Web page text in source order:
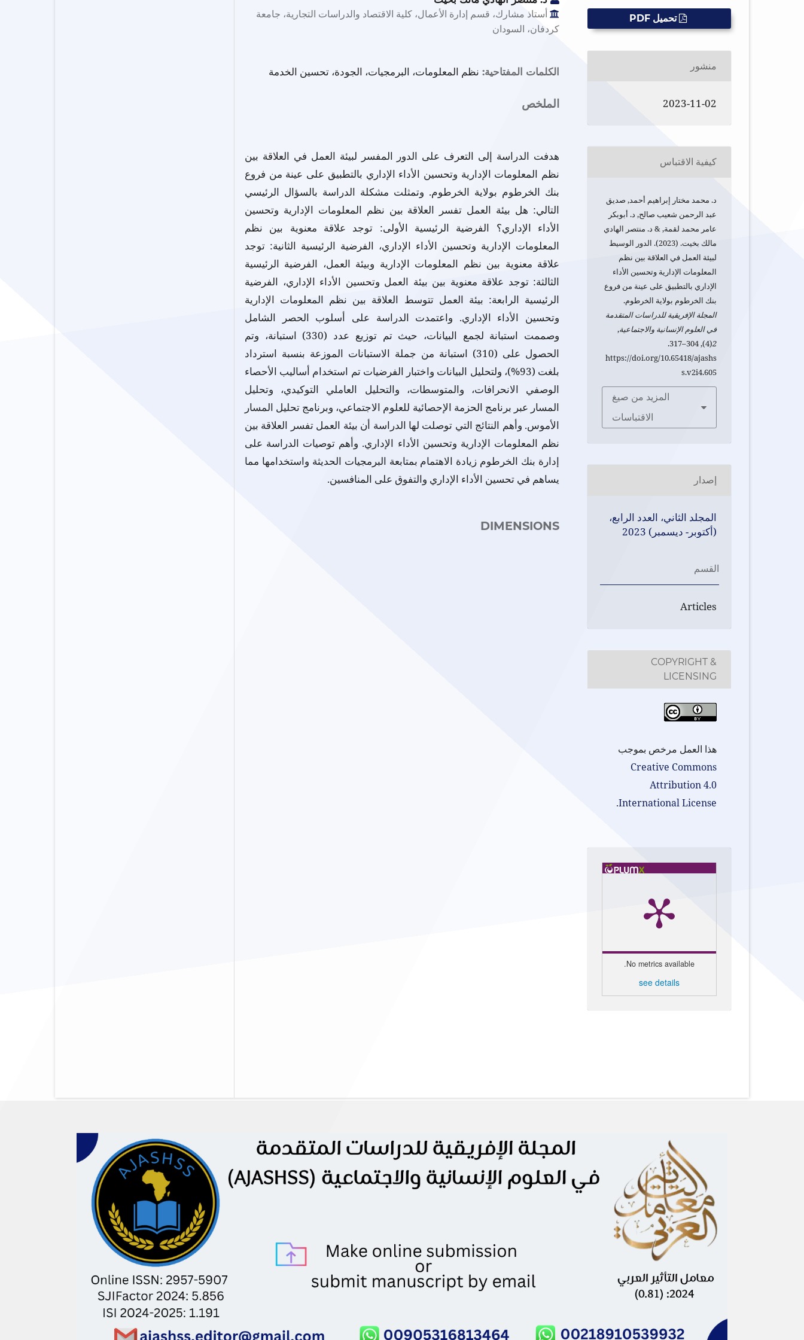
أستاذ مشارك، قسم إدارة الأعمال، كلية الاقتصاد والدراسات التجارية، جامعة
كردفان، السودان
الكلمات المفتاحية: نظم المعلومات، البرمجيات، الجودة، تحسين الخدمة
الملخص
هدفت الدراسة إلى التعرف على الدور المفسر لبيئة العمل في العلاقة بين
نظم المعلومات الإدارية وتحسين الأداء الإداري بالتطبيق على عينة من فروع
بنك الخرطوم بولاية الخرطوم. وتمثلت مشكلة الدراسة بالسؤال الرئيسي
التالي: هل بيئة العمل تفسر العلاقة بين نظم المعلومات الإدارية وتحسين
الأداء الإداري؟ الفرضية الرئيسية الأولى: توجد علاقة معنوية بين نظم
المعلومات الإدارية وتحسين الأداء الإداري، الفرضية الرئيسية الثانية: توجد
علاقة معنوية بين نظم المعلومات الإدارية وبيئة العمل، الفرضية الرئيسية
الثالثة: توجد علاقة معنوية بين بيئة العمل وتحسين الأداء الإداري، الفرضية
الرئيسية الرابعة: بيئة العمل تتوسط العلاقة بين نظم المعلومات الإدارية
وتحسين الأداء الإداري. واعتمدت الدراسة على أسلوب الحصر الشامل
وصممت استبانة لجمع البيانات، حيث تم توزيع عدد (330) استبانة، وتم
الحصول على (310) استبانة من جملة الاستبانات الموزعة بنسبة استرداد
بلغت (93%)، ولتحليل البيانات واختبار الفرضيات تم استخدام أساليب الأحصاء
الوصفي الانحرافات، والمتوسطات، والتحليل العاملي التوكيدي، وتحليل
المسار عبر برنامج الحزمة الإحصائية للعلوم الاجتماعي، وبرنامج تحليل المسار
الأموس. وأهم النتائج التي توصلت لها الدراسة أن بيئة العمل تفسر العلاقة بين
نظم المعلومات الإدارية وتحسين الأداء الإداري. وأهم توصيات الدراسة على
إدارة بنك الخرطوم زيادة الاهتمام بمتابعة البرمجيات الحديثة واستخدامها مما
يساهم في تحسين الأداء الإداري والتفوق على المنافسين.
DIMENSIONS
تحميل PDF
منشور
2023-11-02
كيفية الاقتباس
د. محمد مختار إبراهيم أحمد, صديق
عبد الرحمن شعيب صالح, د. أبوبكر
عامر محمد لقمة, & د. منتصر الهادي
مالك بخيت. (2023). الدور الوسيط
لبيئة العمل في العلاقة بين نظم
المعلومات الإدارية وتحسين الأداء
الإداري بالتطبيق على عينة من فروع
بنك الخرطوم بولاية الخرطوم.
المجلة الإفريقية للدراسات المتقدمة
في العلوم الإنسانية والاجتماعية,
2
(4), 304–317.
https://doi.org/10.65418/ajashs
s.v2i4.605
المزيد من صيغ
الاقتباسات
إصدار
المجلد الثاني، العدد الرابع،
(أكتوبر- ديسمبر) 2023
القسم
Articles
COPYRIGHT &
LICENSING
هذا العمل مرخص بموجب
Creative Commons
Attribution 4.0
International License
.
No metrics available.
see details